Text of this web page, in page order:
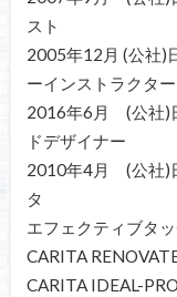
スト
2005年12月 (公社)
ーインストラクター
2016年6月 (公社)
ドデザイナー
2010年4月 (公社)
タ
エフェクティブタ
CARITA
CARITA IDEAL-